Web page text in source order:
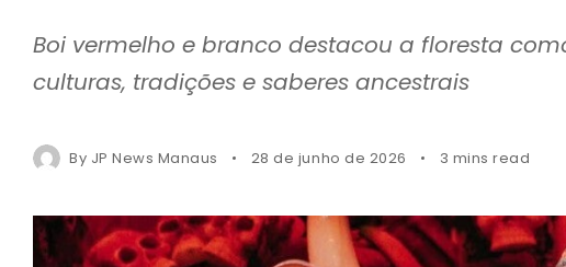
Boi vermelho e branco destacou a floresta
culturas, tradições e saberes ancestrais
By JP News Manaus 28 de junho de 2026 3 mins read